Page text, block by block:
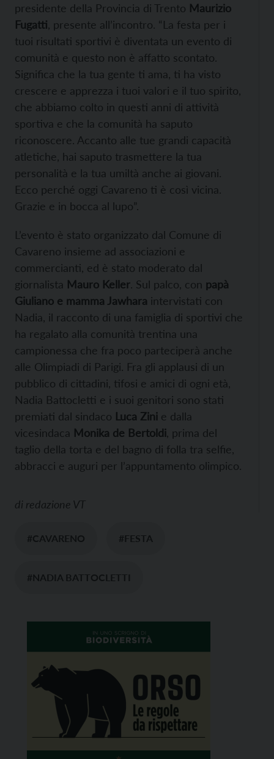
presidente della Provincia di Trento Maurizio
Fugatti , presente all’incontro. “La festa per i
tuoi risultati sportivi è diventata un evento di
comunità e questo non è affatto scontato.
Significa che la tua gente ti ama, ti ha visto
crescere e apprezza i tuoi valori e il tuo spirito,
che abbiamo colto in questi anni di attività
sportiva e che la comunità ha saputo
riconoscere. Accanto alle tue grandi capacità
atletiche, hai saputo trasmettere la tua
personalità e la tua umiltà anche ai giovani.
Ecco perché oggi Cavareno ti è così vicina.
Grazie e in bocca al lupo”.
L’evento è stato organizzato dal Comune di
Cavareno insieme ad associazioni e
commercianti, ed è stato moderato dal
giornalista Mauro Keller. Sul palco, con papà
Giuliano e mamma Jawhara intervistati con
Nadia, il racconto di una famiglia di sportivi che
ha regalato alla comunità trentina una
campionessa che fra poco parteciperà anche
alle Olimpiadi di Parigi. Fra gli applausi di un
pubblico di cittadini, tifosi e amici di ogni età,
Nadia Battocletti e i suoi genitori sono stati
premiati dal sindaco Luca Zini e dalla
vicesindaca Monika de Bertoldi , prima del
taglio della torta e del bagno di folla tra selfie,
abbracci e auguri per l’appuntamento olimpico.
di redazione VT
#CAVARENO #FESTA
#NADIA BATTOCLETTI